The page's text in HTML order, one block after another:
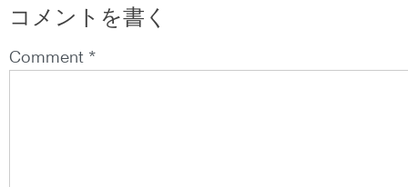
コメントを書く
Comment *